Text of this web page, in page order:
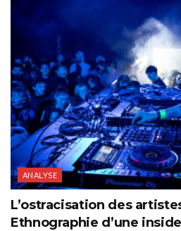
ANALYSE
L’ostracisation des
Ethnographie d’une